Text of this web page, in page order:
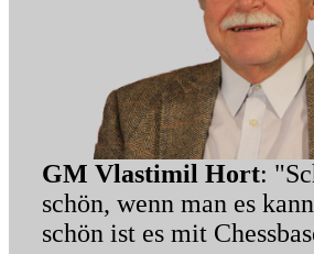
GM Vlastimil Hort:
schön, wenn man es
schön ist es mit